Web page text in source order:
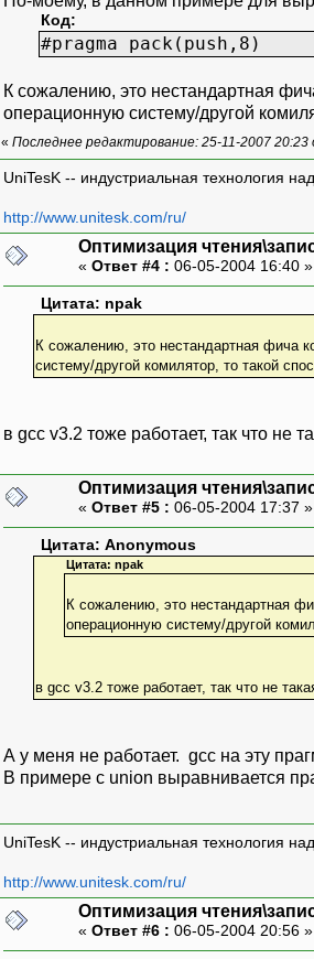
Код:
#pragma pack(push,8)
К сожалению, это нестандартная
операционную систему/другой
« Последнее редактирование: 25-11-2007 20:23
UniTesK -- индустриальная технология
http://www.unitesk.com/ru/
Оптимизация
« Ответ #4 : 06-05-2004 16:40
Цитата: npak
К сожалению, это нестандартная фича
систему/другой комилятор, то такой
в gсс v3.2 тоже работает, так что не
Оптимизация
« Ответ #5 : 06-05-2004 17:37
Цитата: Anonymous
Цитата: npak
К сожалению, это нестандартная
операционную систему/другой
в gсс v3.2 тоже работает, так что не
А у меня не работает. gcc на эту
В примере с union выравнивается
UniTesK -- индустриальная технология
http://www.unitesk.com/ru/
Оптимизация
« Ответ #6 : 06-05-2004 20:56